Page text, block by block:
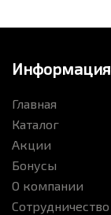
Информация
Главная
Каталог
Акции
Бонусы
О компании
Сотрудничество